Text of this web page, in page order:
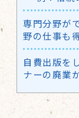
専門分野が
野の仕事も
自費出版を
ナーの廃業